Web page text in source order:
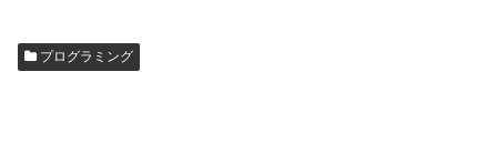
プログラミング